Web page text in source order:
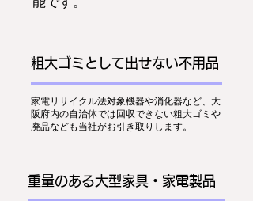
粗大ゴミとして出せない不用品
家電リサイクル法対象機器や消化器など、大
阪府内の自治体では回収できない粗大ゴミや
廃品なども当社がお引き取りします。
重量のある大型家具・家電製品